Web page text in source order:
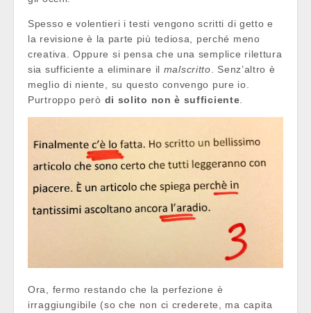
Spesso e volentieri i testi vengono scritti di getto e
la revisione è la parte più tediosa, perché meno
creativa. Oppure si pensa che una semplice rilettura
sia sufficiente a eliminare il malscritto . Senz’altro è
meglio di niente, su questo convengo pure io.
Purtroppo però di solito non è sufficiente
Ora, fermo restando che la perfezione è
irraggiungibile (so che non ci crederete, ma capita